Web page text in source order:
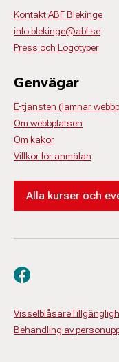
Kontakt ABF Blekinge
info.blekinge@abf.se
Press och Logotyper
Genvägar
E-tjänsten (lämnar
Om webbplatsen
Om kakor
Villkor för anmälan
Alla kurser och
Visselblåsare
Behandling av
Besök oss på facebook